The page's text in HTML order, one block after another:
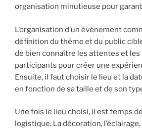
organisation minutieuse pour
L’organisation d’un événement
définition du thème et du public
de bien connaître les attentes et les
participants pour créer une
Ensuite, il faut choisir le lieu et la
en fonction de sa taille et de son
Une fois le lieu choisi, il est temps
logistique. La décoration,